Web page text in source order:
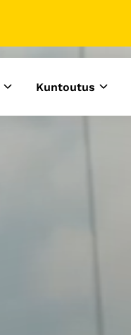
Kuntoutus